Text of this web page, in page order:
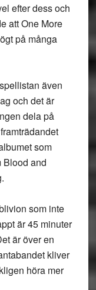
efter dess och
att One More
på många
även
och det är
dela på
som
Blood and
som inte
är 45 minuter
är över en
kliver
höra mer